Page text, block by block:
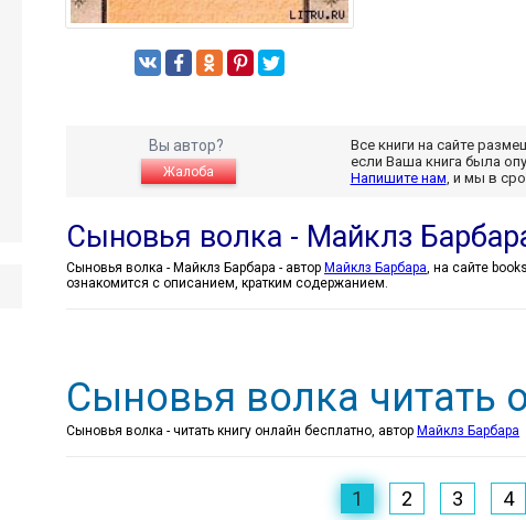
Вы автор?
Жалоба
Все книги на сайте
если Ваша книга была
Напишите нам , и мы в
Сыновья волка - Майклз
Сыновья волка - Майклз Барбара - автор Майклз Барбара , на сайте
ознакомится с описанием, кратким содержанием.
Сыновья волка читать
Сыновья волка - читать книгу онлайн бесплатно, автор Майклз Барбара
1 2 3 4